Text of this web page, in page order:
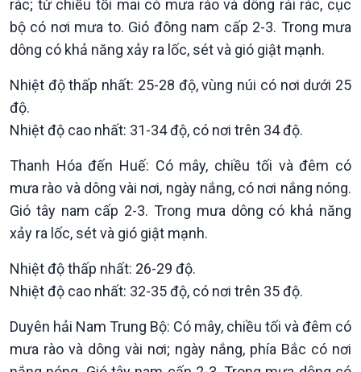
Xã hội
Tin Đời sống & Xã hội
360 độ Sức khỏe
Chuyển đổi Xanh
Tài nguyên và Môi trường
Khoa học & Công nghệ
Tin Khoa học & Công nghệ
Kết nối công nghệ
Sống chung với biến đổi
khí hậu
rác; từ chiều tối mai có mưa rào và dông rải rác, cục
bộ có nơi mưa to. Gió đông nam cấp 2-3. Trong mưa
dông có khả năng xảy ra lốc, sét và gió giật mạnh.
Nhiệt độ thấp nhất: 25-28 độ, vùng núi có nơi dưới 25
độ.
Nhiệt độ cao nhất: 31-34 độ, có nơi trên 34 độ.
Thanh Hóa đến Huế: Có mây, chiều tối và đêm có
mưa rào và dông vài nơi, ngày nắng, có nơi nắng nóng.
Gió tây nam cấp 2-3. Trong mưa dông có khả năng
xảy ra lốc, sét và gió giật mạnh.
Nhiệt độ thấp nhất: 26-29 độ.
Nhiệt độ cao nhất: 32-35 độ, có nơi trên 35 độ.
Duyên hải Nam Trung Bộ: Có mây, chiều tối và đêm có
mưa rào và dông vài nơi; ngày nắng, phía Bắc có nơi